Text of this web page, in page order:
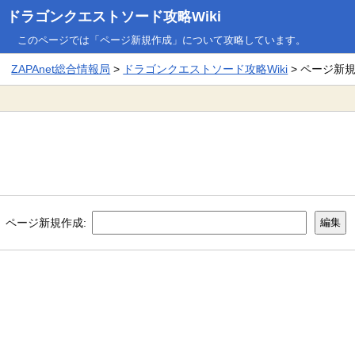
ドラゴンクエストソード攻略Wiki
このページでは「ページ新規作成」について攻略しています。
ZAPAnet総合情報局 > ドラゴンクエストソード攻略Wiki > ページ新
ページ新規作成: